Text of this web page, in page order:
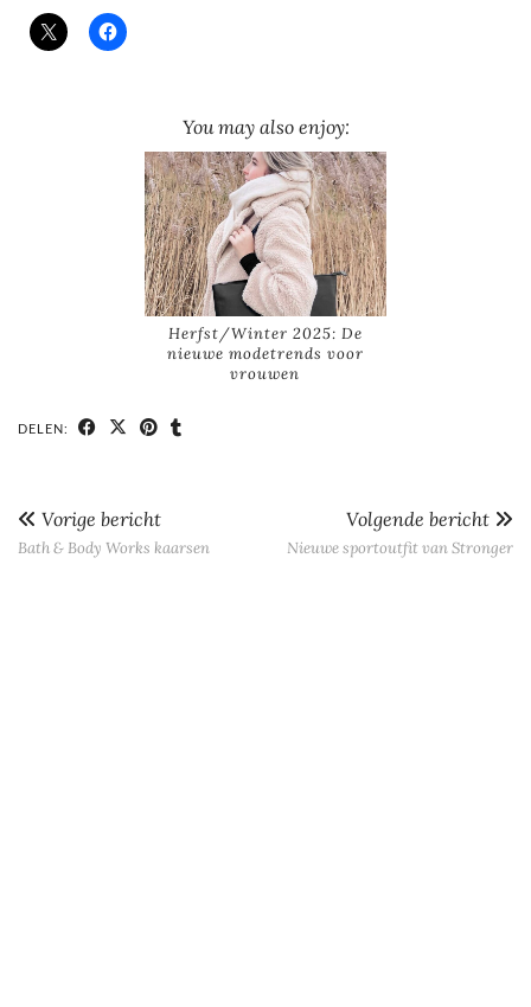
You may also enjoy:
Herfst/Winter 2025: De
nieuwe modetrends voor
vrouwen
DELEN:
Vorige bericht
Bath & Body Works kaarsen
Volgende bericht
Nieuwe sportoutfit van Stronger